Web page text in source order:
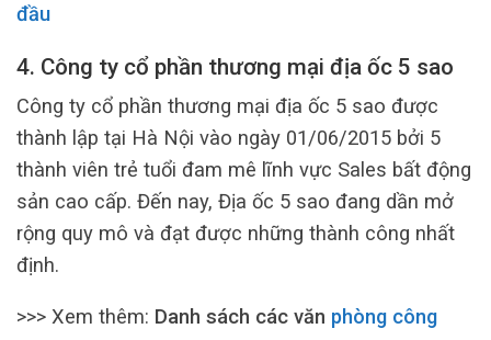
đầu
4. Công ty cổ phần thương mại địa ốc 5 sao
Công ty cổ phần thương mại địa ốc 5 sao được
thành lập tại Hà Nội vào ngày 01/06/2015 bởi 5
thành viên trẻ tuổi đam mê lĩnh vực Sales bất động
sản cao cấp. Đến nay, Địa ốc 5 sao đang dần mở
rộng quy mô và đạt được những thành công nhất
định.
>>> Xem thêm: Danh sách các văn phòng công